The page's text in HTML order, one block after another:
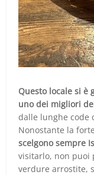
Questo locale si è
uno dei migliori
dalle lunghe code
Nonostante la
scelgono sempre
visitarlo, non puoi
verdure arrostite,